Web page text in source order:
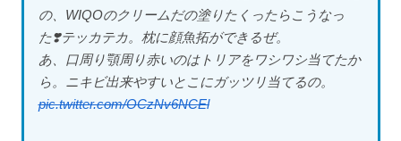
の、WIQOのクリームだの塗りたくったらこうなっ
た❣️テッカテカ。枕に顔魚拓ができるぜ。
あ、口周り顎周り赤いのはトリアをワシワシ当てたか
ら。ニキビ出来やすいとこにガッツリ当てるの。
pic.twitter.com/OCzNv6NCEl